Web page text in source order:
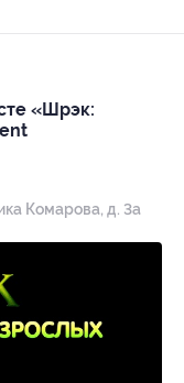
«Шрэк:
Комарова, д. 3а